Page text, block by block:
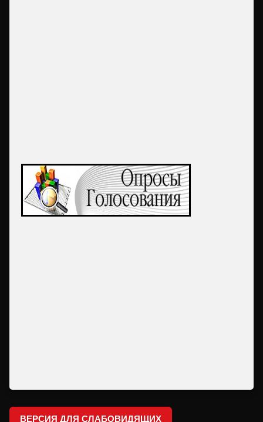
ВЕРСИЯ ДЛЯ СЛАБОВИДЯЩИХ